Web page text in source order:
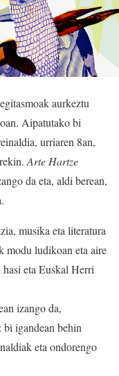
egitasmoak aurkeztu
Aipatutako bi
urriaren 8an,
Arte Hartze
da eta, aldi berean,
musika eta literatura
modu ludikoan eta aire
eta Euskal Herri
izango da,
bi igandean behin
eta ondorengo